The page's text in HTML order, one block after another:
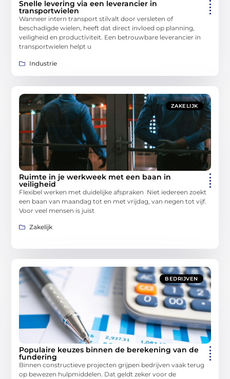
Snelle levering via een leverancier in
transportwielen
Wanneer intern transport stilvalt door versleten of
beschadigde wielen, heeft dat direct invloed op planning,
veiligheid en productiviteit. Een betrouwbare leverancier in
transportwielen helpt u
Industrie
ZAKELIJK
Ruimte in je werkweek met een baan in
veiligheid
Flexibel werken met duidelijke afspraken Niet iedereen zoekt
een baan van maandag tot en met vrijdag, van negen tot vijf.
Voor veel mensen is juist
Zakelijk
BEDRIJVEN
Populaire keuzes binnen de berekening van de
fundering
Binnen constructieve projecten grijpen bedrijven vaak terug
op bewezen hulpmiddelen. Dat geldt zeker voor de